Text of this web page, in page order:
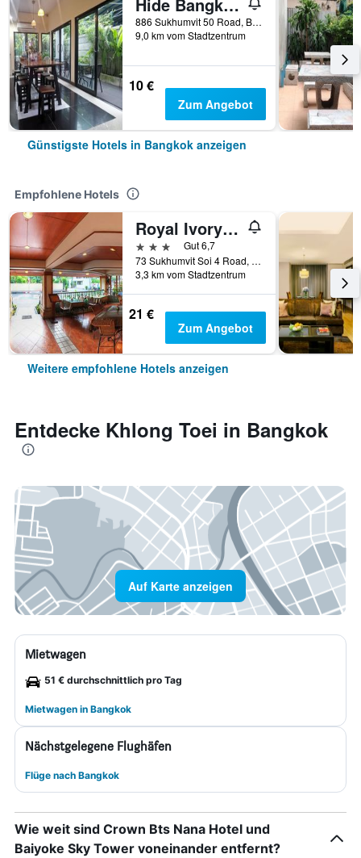
886 Sukhumvit 50 Road, Bangkok, Thailand
9,0 km vom Stadtzentrum
10 €
Zum Angebot
Günstigste Hotels in Bangkok anzeigen
Empfohlene Hotels
Royal Ivory Sukhumvit Nana
3 Sterne
Gut 6,7
73 Sukhumvit Soi 4 Road, (nana), Bangkok, Thailand
3,3 km vom Stadtzentrum
21 €
Zum Angebot
Weitere empfohlene Hotels anzeigen
Entdecke Khlong Toei in Bangkok
Auf Karte anzeigen
Mietwagen
51 € durchschnittlich pro Tag
Mietwagen in Bangkok
Nächstgelegene Flughäfen
Flüge nach Bangkok
Wie weit sind Crown Bts Nana Hotel und
Baiyoke Sky Tower voneinander entfernt?